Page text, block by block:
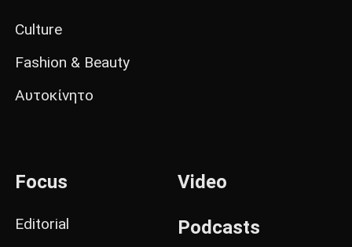
Culture
Fashion & Beauty
Αυτοκίνητο
Focus
Editorial
Video
Podcasts